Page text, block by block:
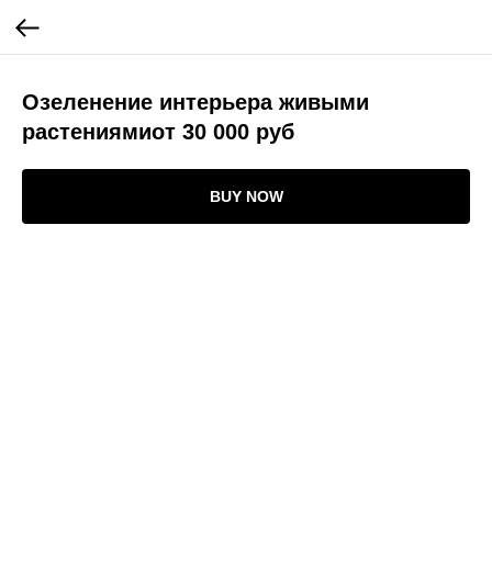
Озеленение интерьера живыми
растениямиот 30 000 руб
BUY NOW